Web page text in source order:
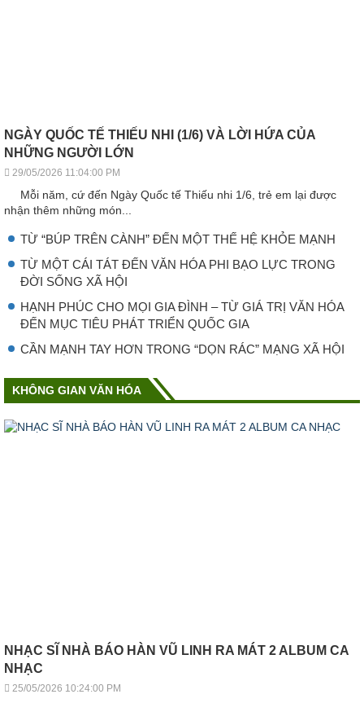
NGÀY QUỐC TẾ THIẾU NHI (1/6) VÀ LỜI HỨA CỦA
NHỮNG NGƯỜI LỚN
29/05/2026 11:04:00 PM
Mỗi năm, cứ đến Ngày Quốc tế Thiếu nhi 1/6, trẻ em lại được
nhận thêm những món...
TỪ “BÚP TRÊN CÀNH” ĐẾN MỘT THẾ HỆ KHỎE MẠNH
TỪ MỘT CÁI TÁT ĐẾN VĂN HÓA PHI BẠO LỰC TRONG
ĐỜI SỐNG XÃ HỘI
HẠNH PHÚC CHO MỌI GIA ĐÌNH – TỪ GIÁ TRỊ VĂN HÓA
ĐẾN MỤC TIÊU PHÁT TRIỂN QUỐC GIA
CẦN MẠNH TAY HƠN TRONG “DỌN RÁC” MẠNG XÃ HỘI
KHÔNG GIAN VĂN HÓA
NHẠC SĨ NHÀ BÁO HÀN VŨ LINH RA MÁT 2 ALBUM CA
NHẠC
25/05/2026 10:24:00 PM